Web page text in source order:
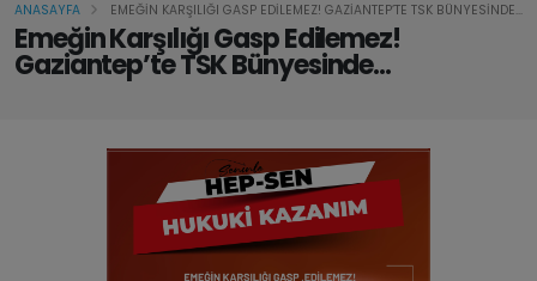
Emeğin Karşılığı Gasp Edilemez!
Gaziantep’te TSK Bünyesinde...
ANASAYFA EMEĞİN KARŞILIĞI GASP EDİLEMEZ! GAZİANTEP’TE TSK BÜNYESİNDE...